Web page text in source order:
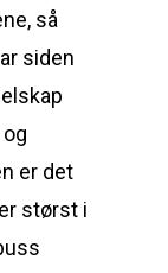
så
siden
er det
størst i